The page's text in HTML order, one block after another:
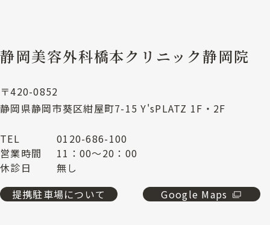
静岡美容外科橋本クリニック静岡院
〒420-0852
静岡県静岡市葵区紺屋町7-15 Y'sPLATZ 1F・2F
TEL
0120-686-100
営業時間
11：00～20：00
休診日
無し
提携駐車場について
Google Maps